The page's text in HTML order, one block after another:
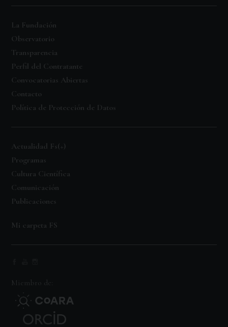
La Fundación
Observatorio
Transparencia
Perfil del Contratante
Convocatorias Abiertas
Contacto
Política de Protección de Datos
Actualidad Fs(+)
Programas
Cultura Científica
Comunicación
Publicaciones
Mi carpeta FS
Miembro de: